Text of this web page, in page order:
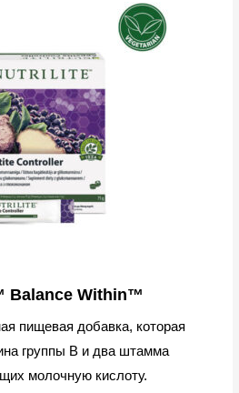
Balance Within™
пищевая добавка, которая
группы B и два штамма
молочную кислоту.